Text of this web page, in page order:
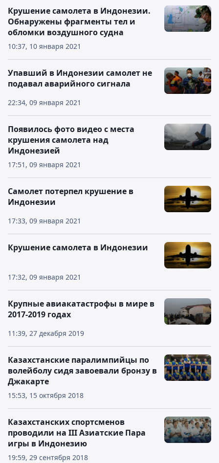
10:37, 10 января 2021
Крушение самолета в Индонезии.
Обнаружены фрагменты тел и
обломки воздушного судна
22:34, 09 января 2021
Упавший в Индонезии самолет не
подавал аварийного сигнала
17:51, 09 января 2021
Появилось фото видео с места
крушения самолета над
Индонезией
17:33, 09 января 2021
Cамолет потерпел крушение в
Индонезии
17:32, 09 января 2021
Крушение самолета в Индонезии
11:39, 27 декабря 2019
Крупные авиакатастрофы в мире в
2017-2019 годах
15:53, 15 октября 2018
Казахстанские паралимпийцы по
волейболу сидя завоевали бронзу в
Джакарте
19:59, 29 сентября 2018
Казахстанских спортсменов
проводили на III Азиатские Пара
игры в Индонезию